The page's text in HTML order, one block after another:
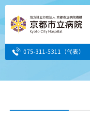
075-311-5311 （代表）